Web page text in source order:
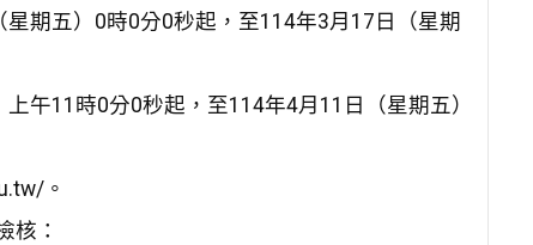
期五）0時0分0秒起，至114年3月17日（星期
午11時0分0秒起，至114年4月11日（星期五）
。
核：